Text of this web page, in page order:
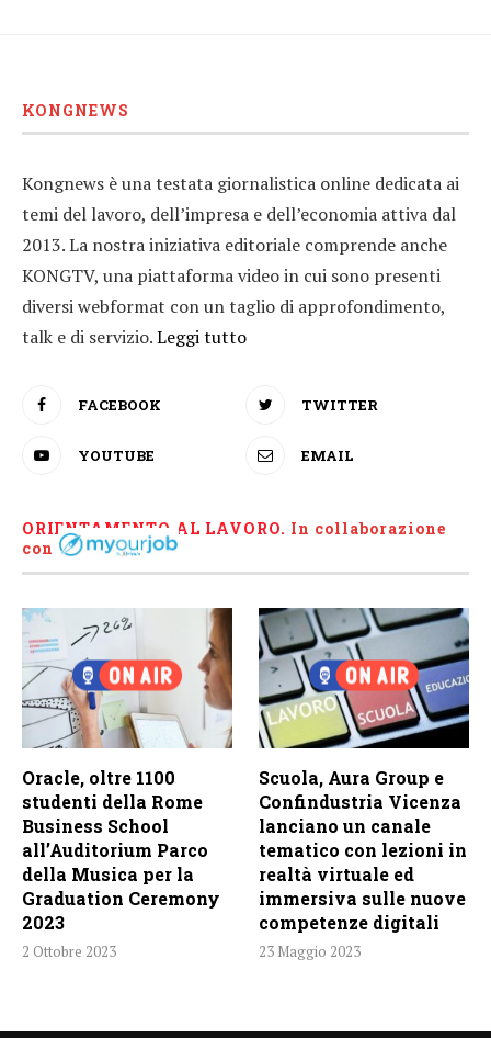
KONGNEWS
Kongnews è una testata giornalistica online dedicata ai
temi del lavoro, dell’impresa e dell’economia attiva dal
2013. La nostra iniziativa editoriale comprende anche
KONGTV, una piattaforma video in cui sono presenti
diversi webformat con un taglio di approfondimento,
talk e di servizio.Leggi tutto
FACEBOOK TWITTER
YOUTUBE EMAIL
ORIENTAMENTO AL LAVORO. In collaborazione
con
Oracle, oltre 1100
studenti della Rome
Business School
all’Auditorium Parco
della Musica per la
Graduation Ceremony
2023
2 Ottobre 2023
Scuola, Aura Group e
Confindustria Vicenza
lanciano un canale
tematico con lezioni in
realtà virtuale ed
immersiva sulle nuove
competenze digitali
23 Maggio 2023